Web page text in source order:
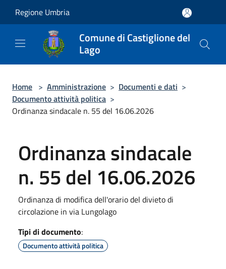
Regione Umbria
Comune di Castiglione del
Lago
Home > Amministrazione > Documenti e dati >
Documento attività politica >
Ordinanza sindacale n. 55 del 16.06.2026
Ordinanza sindacale
n. 55 del 16.06.2026
Ordinanza di modifica dell'orario del divieto di
circolazione in via Lungolago
Tipi di documento:
Documento attività politica